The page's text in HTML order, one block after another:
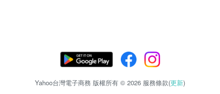
Yahoo台灣電子商務 版權所有 © 2026 服務條款(更新)